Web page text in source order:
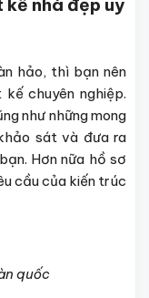
nhà đẹp uy
hảo, thì bạn nên
chuyên nghiệp.
như những mong
sát và đưa ra
Hơn nữa hồ sơ
cầu của kiến trúc
quốc